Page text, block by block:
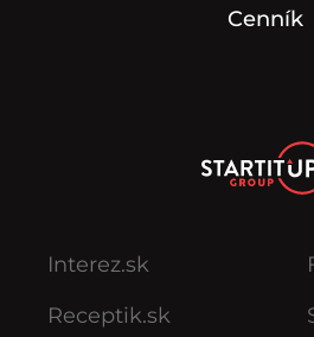
Cenník
Interez.sk
Receptik.sk